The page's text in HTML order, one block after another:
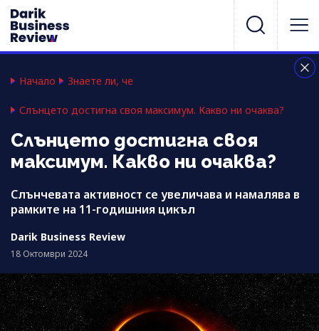
Начало Знаете ли, че
Слънцето достигна своя максимум. Какво ни очаква?
Слънцето достигна своя
максимум. Какво ни очаква?
Слънчевата активност се увеличава и намалява в
рамките на 11-годишния цикъл
Darik Business Review
18 Октомври 2024